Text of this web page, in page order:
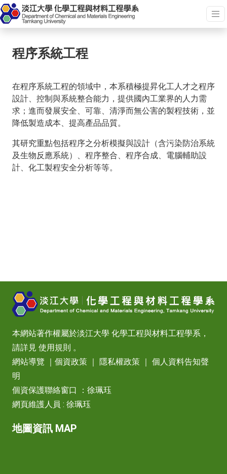
程序系統工程
在程序系統工程的領域中，本系積極提昇化工人才之程序
設計、控制與系統整合能力，提供國內工業界的人力需
求；進而發展安全、可靠、清淨而無公害的製程技術，並
降低製造成本、提高產品品質。
其研究重點包括程序之分析模擬與設計（含污染防治系統
及生物反應系統）、程序整合、程序合成、電腦輔助設
計、化工製程安全分析等等。
本網站著作權屬於淡江大學 化學工程與材料工程學系，
請詳見 使用規則 。
網站導覽 ｜ 個資政策 ｜ 隱私權政策 ｜ 個人資料告知聲
明
個資保護聯絡窗口 ：徐珮珏
網頁維護人員 : 徐珮珏
地圖資訊 MAP